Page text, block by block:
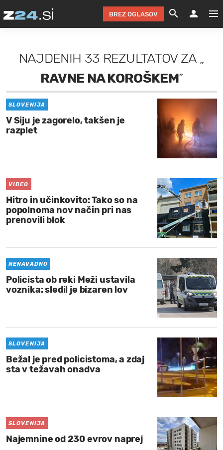
FESTIVAL ZA
E-
FILM &
ODNOSI
HOROSKOP
SEM
AVTO
NA
IZ
POD
NA
ŽURNAL
MOJ
BREZ OGLASOV
NAJDENIH 33 REZULTATOVZA„
RAVNE NA KOROŠKEM”
SLOVENIJA
V Siju je zagorelo, takšen je
razplet
VIDEO
Hitro in učinkovito: Tako so na
popolnoma nov način pri nas
prenovili blok
NENAVADNO
Policista ob reki Meži ustavila
voznika: sledil je bizaren lov
SLOVENIJA
Bežal je pred policistoma, a zdaj
sta v težavah onadva
SLOVENIJA
Najemnine od 230 evrov naprej